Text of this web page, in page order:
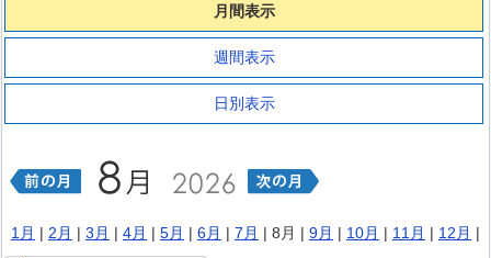
月間表示
週間表示
日別表示
1月 | 2月 | 3月 | 4月 | 5月 | 6月 | 7月 | 8月 | 9月 | 10月 | 11月 | 12月 |